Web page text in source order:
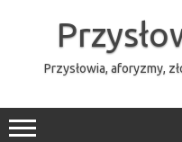
Przysłowia, aforyzmy,